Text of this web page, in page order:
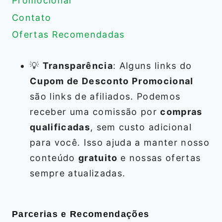
Contato
Ofertas Recomendadas
💡 Transparência: Alguns links do
Cupom de Desconto Promocional
são links de afiliados. Podemos
receber uma comissão porcompras
qualificadas, sem custo adicional
para você. Isso ajuda a manter nosso
conteúdo gratuito e nossas ofertas
sempre atualizadas.
Parcerias e Recomendações